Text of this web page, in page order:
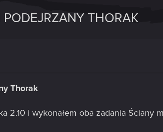
THORAK
Thorak
i wykonałem oba zadania Ściany